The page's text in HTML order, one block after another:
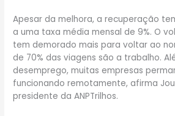
Apesar da melhora, a recuperação
a uma taxa média mensal de 9%. O
tem demorado mais para voltar ao
de 70% das viagens são a trabalho.
desemprego, muitas empresas
funcionando remotamente, afirma
presidente da ANPTrilhos.